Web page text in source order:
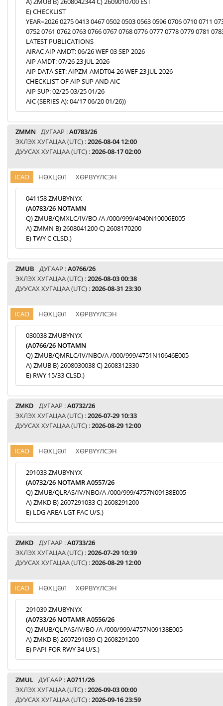
E) CHECKLIST
YEAR=2026 0275 0413 0467 0502 0503 0563 0596 0706 0710 0711
0752 0761 0762 0763 0766 0767 0768 0776 0777 0778 0779 0781
LATEST PUBLICATIONS
AIRAC AIP AMDT: 06/26 WEF 03 SEP 2026
AIP AMDT: 07/26 23 JUL 2026
AIP DATA SET: AIPZM-AMDT04-26 WEF 23 JUL 2026
CHECKLIST OF AIP SUP AND AIC
AIP SUP: 02/25 03/25 01/26
AIC (SERIES A): 04/17 06/20 01/26))
ZMMN ДУГААР :A0783/26
ЭХЛЭХ ХУГАЦАА (UTC) :2026-08-04 12:00
ДУУСАХ ХУГАЦАА (UTC) :2026-08-17 02:00
ICAO НӨХЦӨЛ ХӨРВҮҮЛСЭН
041158 ZMUBYNYX
(A0783/26 NOTAMN
Q) ZMUB/QMXLC/IV/BO /A /000/999/4940N10006E005
A) ZMMN B) 2608041200 C) 2608170200
E) TWY C CLSD.)
ZMUB ДУГААР :A0766/26
ЭХЛЭХ ХУГАЦАА (UTC) :2026-08-03 00:38
ДУУСАХ ХУГАЦАА (UTC) :2026-08-31 23:30
ICAO НӨХЦӨЛ ХӨРВҮҮЛСЭН
030038 ZMUBYNYX
(A0766/26 NOTAMN
Q) ZMUB/QMRLC/IV/NBO/A /000/999/4751N10646E005
A) ZMUB B) 2608030038 C) 2608312330
E) RWY 15/33 CLSD.)
ZMKD ДУГААР :A0732/26
ЭХЛЭХ ХУГАЦАА (UTC) :2026-07-29 10:33
ДУУСАХ ХУГАЦАА (UTC) :2026-08-29 12:00
ICAO НӨХЦӨЛ ХӨРВҮҮЛСЭН
291033 ZMUBYNYX
(A0732/26 NOTAMR A0557/26
Q) ZMUB/QLRAS/IV/NBO/A /000/999/4757N09138E005
A) ZMKD B) 2607291033 C) 2608291200
E) LDG AREA LGT FAC U/S.)
ZMKD ДУГААР :A0733/26
ЭХЛЭХ ХУГАЦАА (UTC) :2026-07-29 10:39
ДУУСАХ ХУГАЦАА (UTC) :2026-08-29 12:00
ICAO НӨХЦӨЛ ХӨРВҮҮЛСЭН
291039 ZMUBYNYX
(A0733/26 NOTAMR A0556/26
Q) ZMUB/QLPAS/IV/BO /A /000/999/4757N09138E005
A) ZMKD B) 2607291039 C) 2608291200
E) PAPI FOR RWY 34 U/S.)
ZMUL ДУГААР :A0711/26
ЭХЛЭХ ХУГАЦАА (UTC) :2026-09-03 00:00
ДУУСАХ ХУГАЦАА (UTC) :2026-09-16 23:59